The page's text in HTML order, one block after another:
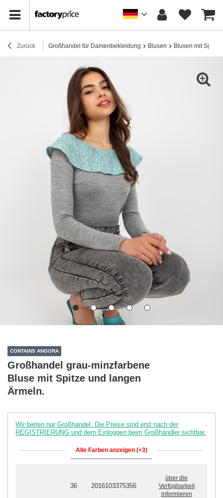
Zurück Großhandel für Damenbekleidung Blusen Blusen mit Spitze
CONTAINS ANGORA
Großhandel grau-minzfarbene
Bluse mit Spitze und langen
Ärmeln.
Wir bieten nur Großhandel. Die Preise sind erst nach der
REGISTRIERUNG und dem Einloggen beim Großhändler sichtbar.
Alle Farben anzeigen (+3)
36 2016103375356
über die
Verfügbarkeit
informieren